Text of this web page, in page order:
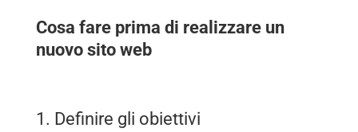
Cosa fare prima di realizzare un
nuovo sito web
1. Definire gli obiettivi